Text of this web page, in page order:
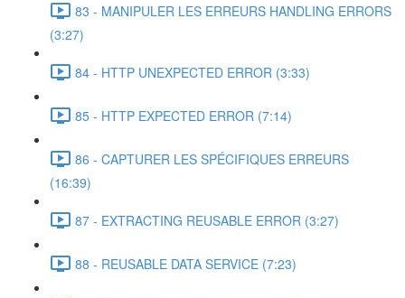
83 - MANIPULER LES ERREURS HANDLING ERRORS
(3:27)
84 - HTTP UNEXPECTED ERROR (3:33)
85 - HTTP EXPECTED ERROR (7:14)
86 - CAPTURER LES SPÉCIFIQUES ERREURS
(16:39)
87 - EXTRACTING REUSABLE ERROR (3:27)
88 - REUSABLE DATA SERVICE (7:23)